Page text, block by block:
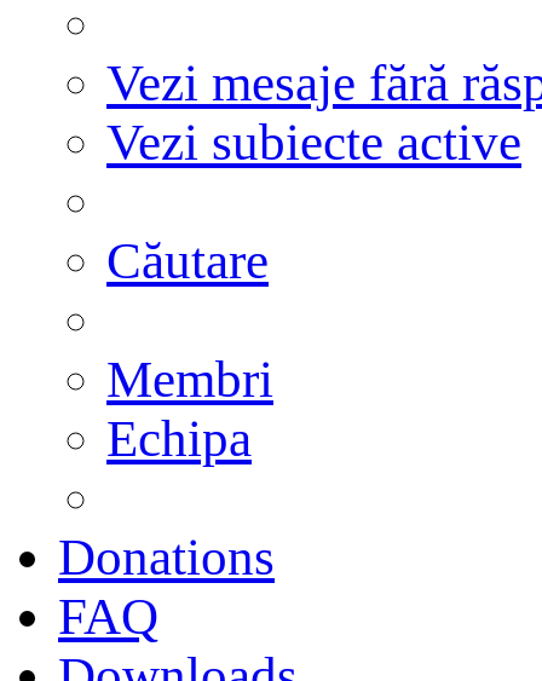
Vezi mesaje fără
Vezi subiecte active
Căutare
Membri
Echipa
Donations
FAQ